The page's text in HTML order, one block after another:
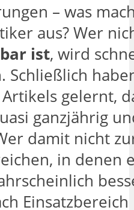
– was
aus? Wer
ist, wird
Schließlich
gelernt,
ganzjährig
damit nicht
in denen